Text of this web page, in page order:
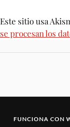
Este sitio usa
se procesan los
FUNCIONA CON